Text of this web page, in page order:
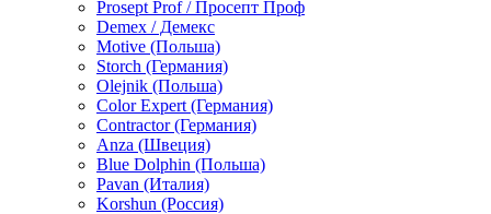
шовные для срубов
для кровли
для каминов
полиуретановые
Декоративные штукатурки и краски
краски для декора, патина
мокрый шелк
венецианские (эффект мрамора)
песок (эффект песчаных вихрей)
декоративная шпаклевка
Prosept Prof / Просепт Проф
Demex / Демекс
Motive (Польша)
Storch (Германия)
Olejnik (Польша)
Color Expert (Германия)
Contractor (Германия)
Anza (Швеция)
Blue Dolphin (Польша)
Pavan (Италия)
Korshun (Россия)